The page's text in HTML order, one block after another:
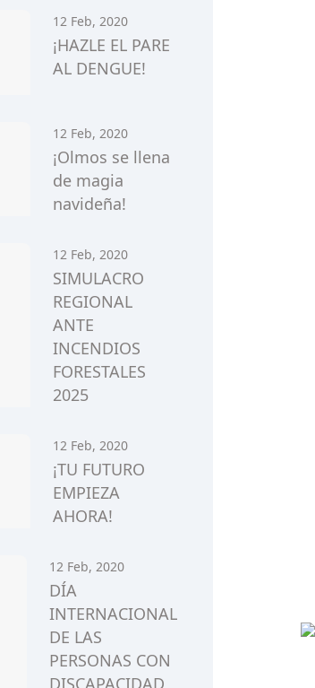
12 Feb, 2020
¡HAZLE EL PARE
AL DENGUE!
12 Feb, 2020
¡Olmos se llena
de magia
navideña!
12 Feb, 2020
SIMULACRO
REGIONAL
ANTE
INCENDIOS
FORESTALES
2025
12 Feb, 2020
¡TU FUTURO
EMPIEZA
AHORA!
12 Feb, 2020
DÍA
INTERNACIONAL
DE LAS
PERSONAS CON
DISCAPACIDAD